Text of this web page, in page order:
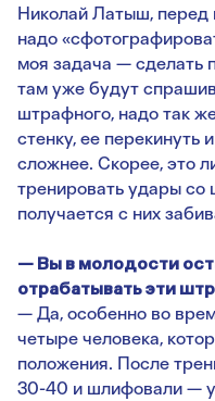
Николай Латыш, перед
надо
моя задача — сделать
там уже будут
штрафного, надо так
стенку, ее перекинуть
сложнее. Скорее, это
тренировать удары со
получается с них
— Вы в молодости
отрабатывать эти
— Да, особенно во
четыре человека,
положения. После
30-40 и шлифовали —